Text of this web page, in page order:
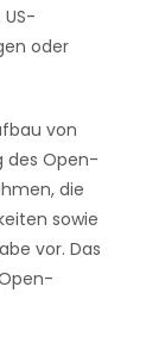
oder
von
des Open-
die
sowie
vor. Das